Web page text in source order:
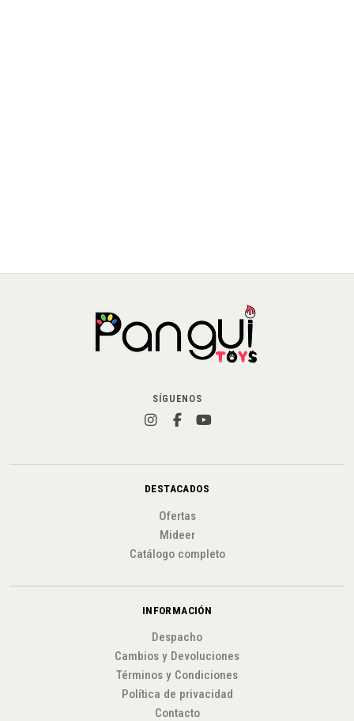
SÍGUENOS
DESTACADOS
Ofertas
Mideer
Catálogo completo
INFORMACIÓN
Despacho
Cambios y Devoluciones
Términos y Condiciones
Política de privacidad
Contacto